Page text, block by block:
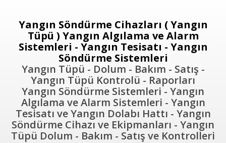
Yangın Söndürme Cihazları ( Yangın
Tüpü ) Yangın Algılama ve Alarm
Sistemleri - Yangın Tesisatı - Yangın
Söndürme Sistemleri
Yangın Tüpü - Dolum - Bakım - Satış -
Yangın Tüpü Kontrolü - Raporları
Yangın Söndürme Sistemleri - Yangın
Algılama ve Alarm Sistemleri - Yangın
Tesisatı ve Yangın Dolabı Hattı - Yangın
Söndürme Cihazı ve Ekipmanları - Yangın
Tüpü Dolum - Bakım - Satış ve Kontrolleri